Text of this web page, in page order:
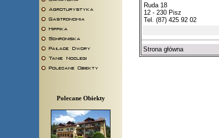
Polecane Obiekty
Ruda 18
12 - 230 Pisz
Tel. (87) 425 92 02
Strona główna